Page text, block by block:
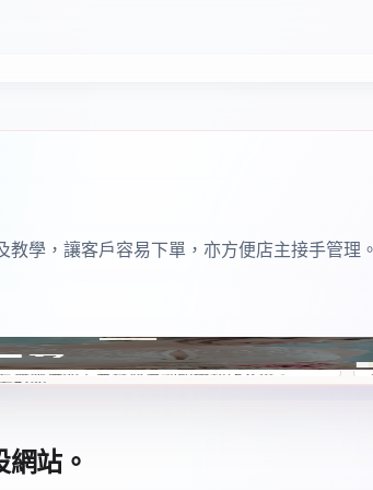
學，讓客戶容易下單，亦方便店主接手管理
站。